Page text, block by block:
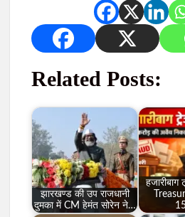
Related Posts:
झारखण्ड की उप राजधानी
दुमका में CM हेमंत सोरेन ने…
हजारीबाग